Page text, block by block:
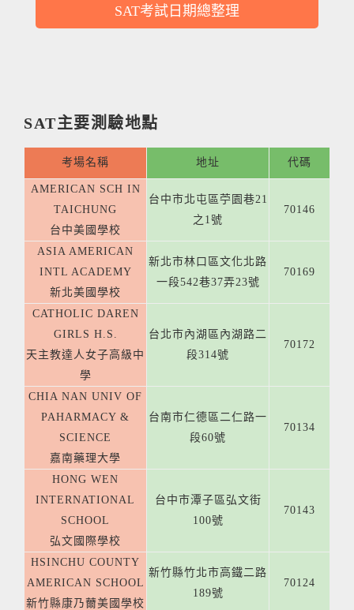
SAT考試日期總整理
SAT主要測驗地點
考場名稱 地址 代碼
AMERICAN SCH IN
TAICHUNG
台中美國學校
台中市北屯區苧園巷21
之1號
70146
ASIA AMERICAN
INTL ACADEMY
新北美國學校
新北市林口區文化北路
一段542巷37弄23號
70169
CATHOLIC DAREN
GIRLS H.S.
天主教達人女子高級中
學
台北市內湖區內湖路二
段314號
70172
CHIA NAN UNIV OF
PAHARMACY &
SCIENCE
嘉南藥理大學
台南市仁德區二仁路一
段60號
70134
HONG WEN
INTERNATIONAL
SCHOOL
弘文國際學校
台中市潭子區弘文街
100號
70143
HSINCHU COUNTY
AMERICAN SCHOOL
新竹縣康乃薾美國學校
新竹縣竹北市高鐵二路
189號
70124